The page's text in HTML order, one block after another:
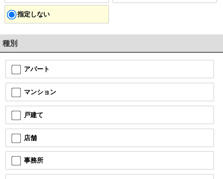
指定しない
種別
アパート
マンション
戸建て
店舗
事務所